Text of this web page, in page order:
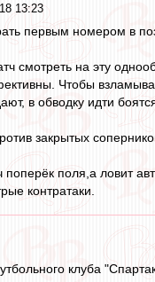
13:23
первым номером в
смотреть на эту
Чтобы
в обводку идти
закрытых
поля,а ловит
контратаки.
клуба